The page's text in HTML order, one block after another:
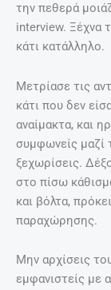
την πεθερά
interview. Ξέχνα
κάτι κατάλληλο.
Μετρίασε τις
κάτι που δεν
αναίμακτα, και
συμφωνείς μαζί
ξεχωρίσεις.
στο πίσω
και βόλτα,
παραχώρησης.
Μην αρχίσεις
εμφανιστείς με